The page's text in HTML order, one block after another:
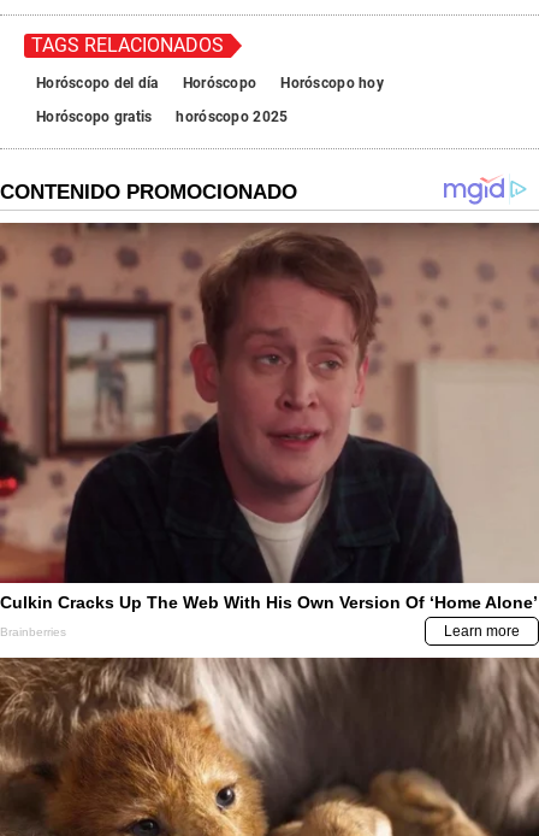
TAGS RELACIONADOS
Horóscopo del día Horóscopo
Horóscopo hoy
Horóscopo gratis
horóscopo 2025